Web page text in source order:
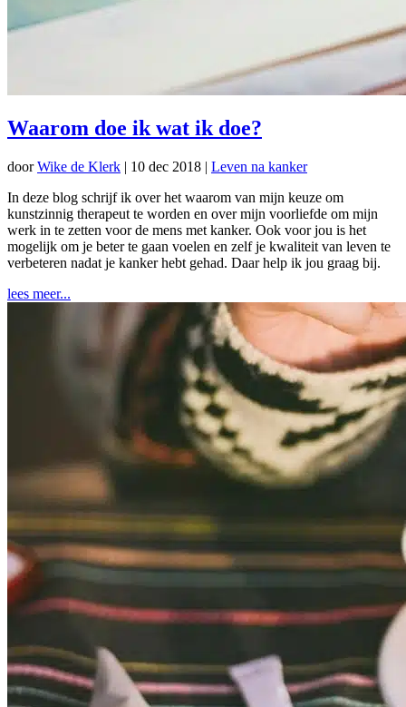
Waarom doe ik wat ik doe?
doorWike de Klerk | 10 dec 2018 | Leven na kanker
In deze blog schrijf ik over het waarom van mijn keuze om
kunstzinnig therapeut te worden en over mijn voorliefde om mijn
werk in te zetten voor de mens met kanker. Ook voor jou is het
mogelijk om je beter te gaan voelen en zelf je kwaliteit van leven te
verbeteren nadat je kanker hebt gehad. Daar help ik jou graag bij.
lees meer...